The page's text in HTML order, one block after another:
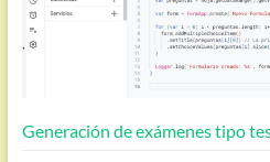
Generación de exámenes tipo